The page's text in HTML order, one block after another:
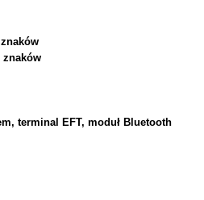
znaków
terminal EFT, moduł Bluetooth